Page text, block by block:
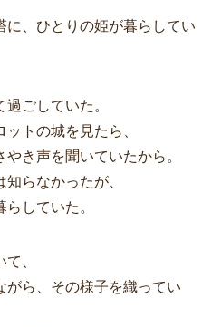
に、ひとりの姫が暮らしてい
ごしていた。
トの城を見たら、
き声を聞いていたから。
らなかったが、
していた。
、
ら、その様子を織ってい